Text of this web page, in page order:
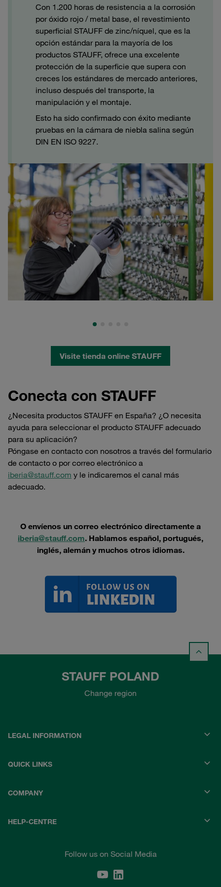
Con 1.200 horas de resistencia a la corrosión
por óxido rojo / metal base, el revestimiento
superficial STAUFF de zinc/níquel, que es la
opción estándar para la mayoría de los
productos STAUFF, ofrece una excelente
protección de la superficie que supera con
creces los estándares de mercado anteriores,
incluso después del transporte, la
manipulación y el montaje.
Esto ha sido confirmado con éxito mediante
pruebas en la cámara de niebla salina según
DIN EN ISO 9227.
Visite tienda online STAUFF
Conecta con STAUFF
¿Necesita productos STAUFF en España? ¿O necesita
ayuda para seleccionar el producto STAUFF adecuado
para su aplicación?
Póngase en contacto con nosotros a través del formulario
de contacto o por correo electrónico a
iberia@stauff.com y le indicaremos el canal más
adecuado.
O envíenos un correo electrónico directamente a
iberia@stauff.com. Hablamos español, portugués,
inglés, alemán y muchos otros idiomas.
STAUFF POLAND
Change region
LEGAL INFORMATION
QUICK LINKS
COMPANY
HELP-CENTRE
Follow us on Social Media